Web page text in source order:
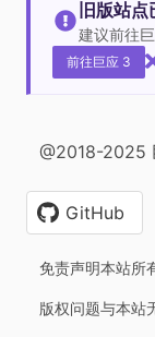
旧版站点
建议前往
前往巨应 3
@2018-2025
GitHub
免责声明本站所
版权问题与本站